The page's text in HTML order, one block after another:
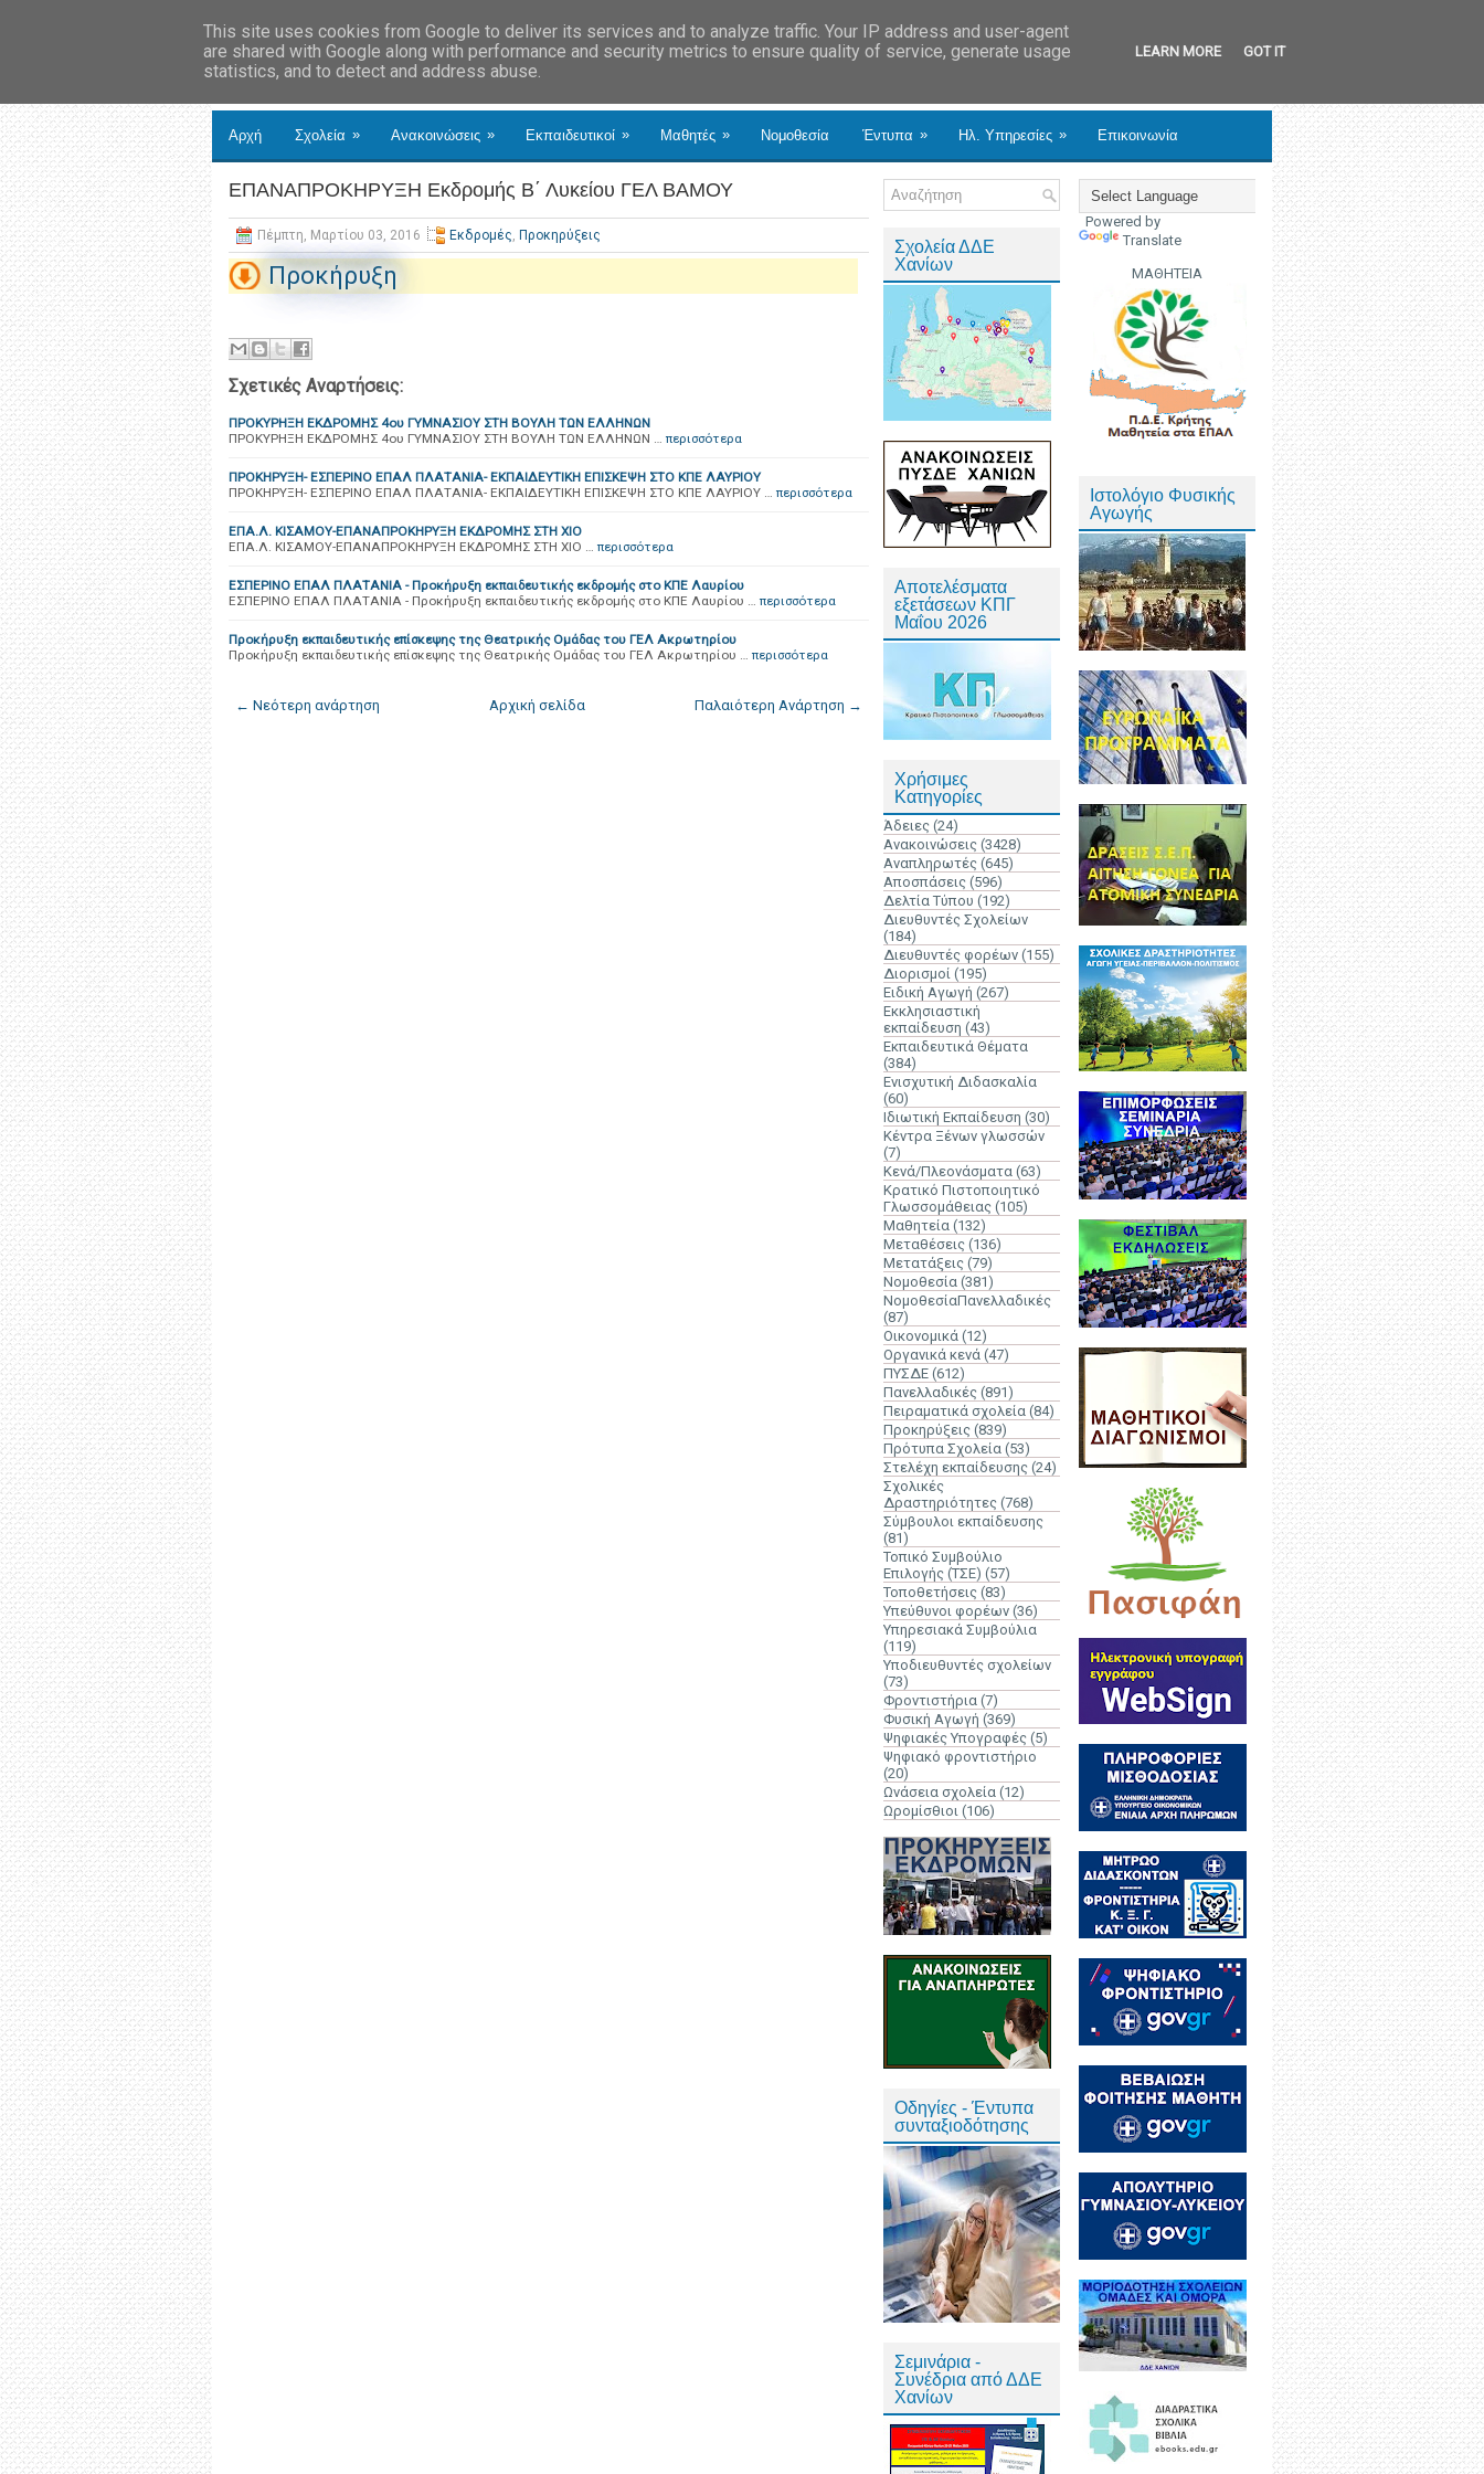
Αρχή Σχολεία » Ανακοινώσεις » Εκπαιδευτικοί » Μαθητές » Νομοθεσία Έντυπα » Ηλ. Υπηρεσίες » Επικοινωνία
ΕΠΑΝΑΠΡΟΚΗΡΥΞΗ Εκδρομής Β΄ Λυκείου ΓΕΛ ΒΑΜΟΥ
Πέμπτη, Μαρτίου 03, 2016 Εκδρομές, Προκηρύξεις
Προκήρυξη
Σχετικές Αναρτήσεις:
ΠΡΟΚΥΡΗΞΗ ΕΚΔΡΟΜΗΣ 4ου ΓΥΜΝΑΣΙΟΥ ΣΤΗ ΒΟΥΛΗ ΤΩΝ ΕΛΛΗΝΩΝ
ΠΡΟΚΥΡΗΞΗ ΕΚΔΡΟΜΗΣ 4ου ΓΥΜΝΑΣΙΟΥ ΣΤΗ ΒΟΥΛΗ ΤΩΝ ΕΛΛΗΝΩΝ … περισσότερα
ΠΡΟΚΗΡΥΞΗ- ΕΣΠΕΡΙΝΟ ΕΠΑΛ ΠΛΑΤΑΝΙΑ- ΕΚΠΑΙΔΕΥΤΙΚΗ ΕΠΙΣΚΕΨΗ ΣΤΟ ΚΠΕ ΛΑΥΡΙΟΥ
ΠΡΟΚΗΡΥΞΗ- ΕΣΠΕΡΙΝΟ ΕΠΑΛ ΠΛΑΤΑΝΙΑ- ΕΚΠΑΙΔΕΥΤΙΚΗ ΕΠΙΣΚΕΨΗ ΣΤΟ ΚΠΕ ΛΑΥΡΙΟΥ … περισσότερα
ΕΠΑ.Λ. ΚΙΣΑΜΟΥ-ΕΠΑΝΑΠΡΟΚΗΡΥΞΗ ΕΚΔΡΟΜΗΣ ΣΤΗ ΧΙΟ
ΕΠΑ.Λ. ΚΙΣΑΜΟΥ-ΕΠΑΝΑΠΡΟΚΗΡΥΞΗ ΕΚΔΡΟΜΗΣ ΣΤΗ ΧΙΟ … περισσότερα
ΕΣΠΕΡΙΝΟ ΕΠΑΛ ΠΛΑΤΑΝΙΑ - Προκήρυξη εκπαιδευτικής εκδρομής στο ΚΠΕ Λαυρίου
ΕΣΠΕΡΙΝΟ ΕΠΑΛ ΠΛΑΤΑΝΙΑ - Προκήρυξη εκπαιδευτικής εκδρομής στο ΚΠΕ Λαυρίου … περισσότερα
Προκήρυξη εκπαιδευτικής επίσκεψης της Θεατρικής Ομάδας του ΓΕΛ Ακρωτηρίου
Προκήρυξη εκπαιδευτικής επίσκεψης της Θεατρικής Ομάδας του ΓΕΛ Ακρωτηρίου … περισσότερα
← Νεότερη ανάρτηση Παλαιότερη Ανάρτηση →
Αρχική σελίδα
Σχολεία ΔΔΕ
Χανίων
Αποτελέσματα
εξετάσεων ΚΠΓ
Μαΐου 2026
Χρήσιμες
Κατηγορίες
Άδειες (24)
Ανακοινώσεις (3428)
Αναπληρωτές (645)
Αποσπάσεις (596)
Δελτία Τύπου (192)
Διευθυντές Σχολείων
(184)
Διευθυντές φορέων (155)
Διορισμοί (195)
Ειδική Αγωγή (267)
Εκκλησιαστική
εκπαίδευση (43)
Εκπαιδευτικά Θέματα
(384)
Ενισχυτική Διδασκαλία
(60)
Ιδιωτική Εκπαίδευση (30)
Κέντρα Ξένων γλωσσών
(7)
Κενά/Πλεονάσματα (63)
Κρατικό Πιστοποιητικό
Γλωσσομάθειας (105)
Μαθητεία (132)
Μεταθέσεις (136)
Μετατάξεις (79)
Νομοθεσία (381)
ΝομοθεσίαΠανελλαδικές
(87)
Οικονομικά (12)
Οργανικά κενά (47)
ΠΥΣΔΕ (612)
Πανελλαδικές (891)
Πειραματικά σχολεία (84)
Προκηρύξεις (839)
Πρότυπα Σχολεία (53)
Στελέχη εκπαίδευσης (24)
Σχολικές
Δραστηριότητες (768)
Σύμβουλοι εκπαίδευσης
(81)
Τοπικό Συμβούλιο
Επιλογής (ΤΣΕ) (57)
Τοποθετήσεις (83)
Υπεύθυνοι φορέων (36)
Υπηρεσιακά Συμβούλια
(119)
Υποδιευθυντές σχολείων
(73)
Φροντιστήρια (7)
Φυσική Αγωγή (369)
Ψηφιακές Υπογραφές (5)
Ψηφιακό φροντιστήριο
(20)
Ωνάσεια σχολεία (12)
Ωρομίσθιοι (106)
Οδηγίες - Έντυπα
συνταξιοδότησης
Σεμινάρια -
Συνέδρια από ΔΔΕ
Χανίων
Powered by
Translate
ΜΑΘΗΤΕΙΑ
Ιστολόγιο Φυσικής
Αγωγής
This site uses cookies from Google to deliver its services and to analyze traffic. Your IP address and user-agent
are shared with Google along with performance and security metrics to ensure quality of service, generate usage
statistics, and to detect and address abuse.
LEARN MORE GOT IT